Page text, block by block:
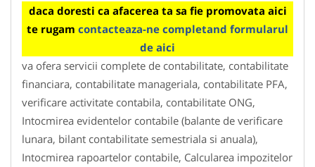
daca doresti ca afacerea ta sa fie promovata aici
te rugam contacteaza-ne completand formularul
de aici
va ofera servicii complete de contabilitate, contabilitate
financiara, contabilitate manageriala, contabilitate PFA,
verificare activitate contabila, contabilitate ONG,
Intocmirea evidentelor contabile (balante de verificare
lunara, bilant contabilitate semestriala si anuala),
Intocmirea rapoartelor contabile, Calcularea impozitelor